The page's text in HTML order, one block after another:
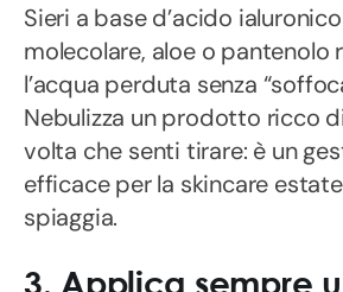
Sieri a base d’acido
molecolare, aloe o pantenolo
l’acqua perduta senza
Nebulizza un prodotto ricco
volta che senti tirare: è un
efficace per la skincare
spiaggia.
3. Applica sempre